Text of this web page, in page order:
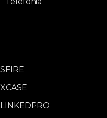
Telefonia
SFIRE
XCASE
LINKEDPRO